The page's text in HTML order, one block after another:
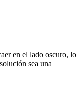
en el lado oscuro, lo
sea una